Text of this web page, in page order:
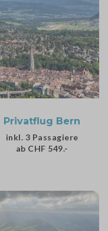
Privatflug Bern
inkl. 3 Passagiere
ab CHF 549.-